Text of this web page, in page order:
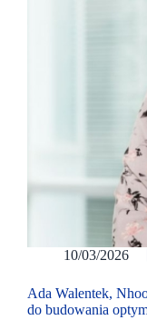
10/03/2026
Ada Walentek,
do budowania